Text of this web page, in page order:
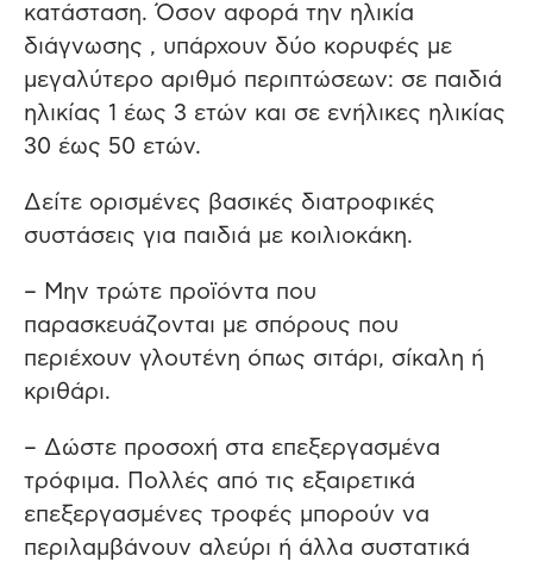
κατάσταση. Όσον αφορά την ηλικία
διάγνωσης , υπάρχουν δύο κορυφές με
μεγαλύτερο αριθμό περιπτώσεων: σε παιδιά
ηλικίας 1 έως 3 ετών και σε ενήλικες ηλικίας
30 έως 50 ετών.
Δείτε ορισμένες βασικές διατροφικές
συστάσεις για παιδιά με κοιλιοκάκη.
– Μην τρώτε προϊόντα που
παρασκευάζονται με σπόρους που
περιέχουν γλουτένη όπως σιτάρι, σίκαλη ή
κριθάρι.
– Δώστε προσοχή στα επεξεργασμένα
τρόφιμα. Πολλές από τις εξαιρετικά
επεξεργασμένες τροφές μπορούν να
περιλαμβάνουν αλεύρι ή άλλα συστατικά